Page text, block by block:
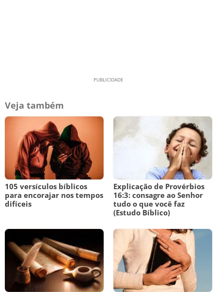
Veja também
105 versículos bíblicos
para encorajar nos tempos
difíceis
Explicação de Provérbios
16:3: consagre ao Senhor
tudo o que você faz
(Estudo Bíblico)